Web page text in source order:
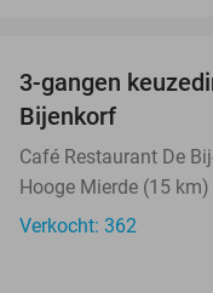
3-gangen
Bijenkorf
Café Restaurant De
Hooge Mierde (15 km)
Verkocht: 362